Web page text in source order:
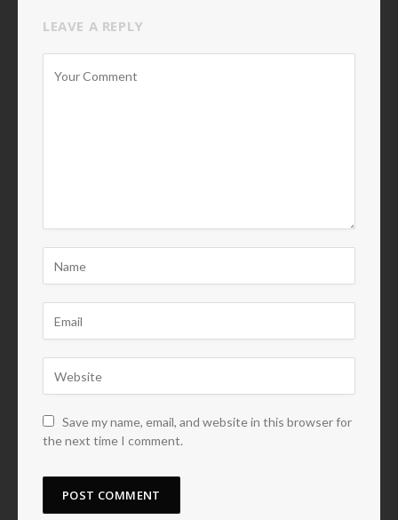
LEAVE A REPLY
Save my name, email, and website in this browser for
the next time I comment.